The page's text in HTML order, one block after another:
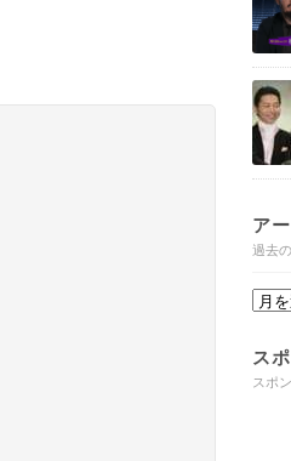
ア
過去
ス
スポ